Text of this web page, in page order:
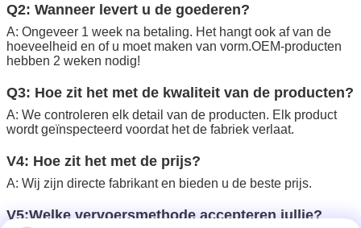
Q2: Wanneer levert u de goederen?
A: Ongeveer 1 week na betaling. Het hangt ook af van de
hoeveelheid en of u moet maken van vorm.OEM-producten
hebben 2 weken nodig!
Q3: Hoe zit het met de kwaliteit van de producten?
A: We controleren elk detail van de producten. Elk product
wordt geïnspecteerd voordat het de fabriek verlaat.
V4: Hoe zit het met de prijs?
A: Wij zijn directe fabrikant en bieden u de beste prijs.
V5:Welke vervoersmethode accepteren jullie?